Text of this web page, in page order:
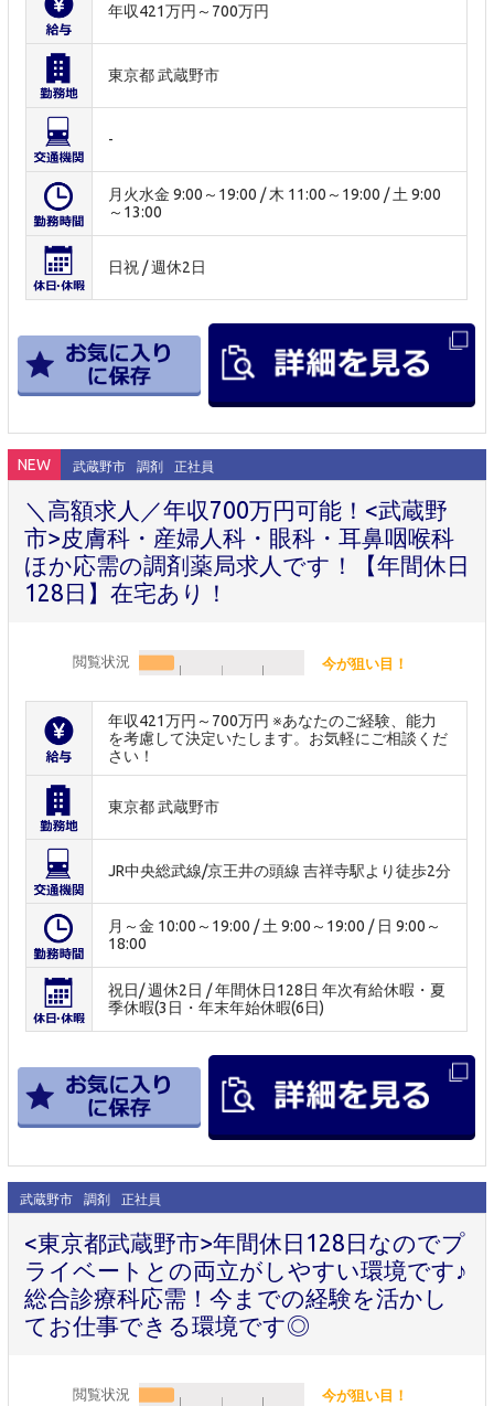
年収421万円～700万円
東京都 武蔵野市
-
月火水金 9:00～19:00 / 木 11:00～19:00 / 土 9:00
～13:00
日祝 / 週休2日
NEW 武蔵野市 調剤 正社員
＼高額求人／年収700万円可能！<武蔵野
市>皮膚科・産婦人科・眼科・耳鼻咽喉科
ほか応需の調剤薬局求人です！【年間休日
128日】在宅あり！
閲覧状況 今が狙い目！
年収421万円～700万円 ※あなたのご経験、能力
を考慮して決定いたします。お気軽にご相談くだ
さい！
東京都 武蔵野市
JR中央総武線/京王井の頭線 吉祥寺駅より徒歩2分
月～金 10:00～19:00 / 土 9:00～19:00 / 日 9:00～
18:00
祝日/ 週休2日 / 年間休日128日 年次有給休暇・夏
季休暇(3日・年末年始休暇(6日)
武蔵野市 調剤 正社員
<東京都武蔵野市>年間休日128日なのでプ
ライベートとの両立がしやすい環境です♪
総合診療科応需！今までの経験を活かし
てお仕事できる環境です◎
閲覧状況 今が狙い目！